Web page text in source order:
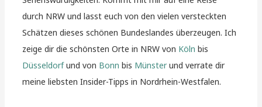
durch NRW und lasst euch von den vielen versteckten
Schätzen dieses schönen Bundeslandes überzeugen. Ich
zeige dir die schönsten Orte in NRW von Köln bis
Düsseldorfund von Bonn bis Münsterund verrate dir
meine liebsten Insider-Tipps in Nordrhein-Westfalen.